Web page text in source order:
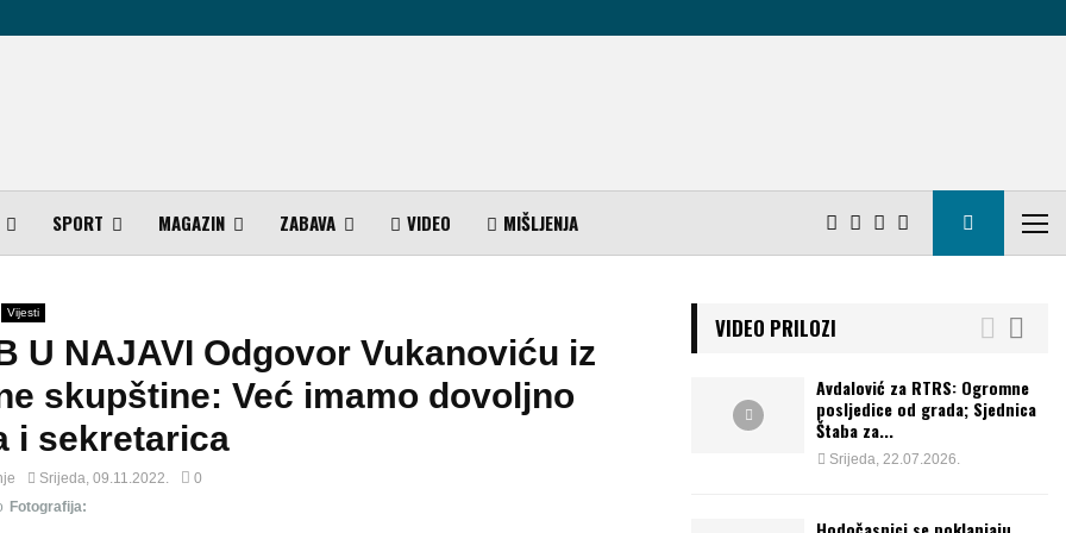
SPORT MAGAZIN ZABAVA VIDEO MIŠLJENJA
Vijesti
U NAJAVI Odgovor Vukanoviću iz
skupštine: Već imamo dovoljno
i sekretarica
Srijeda, 09.11.2022.
0
Fotografija:
VIDEO PRILOZI
Avdalović za RTRS: Ogromne
posljedice od grada; Sjednica
Štaba za...
Srijeda, 22.07.2026.